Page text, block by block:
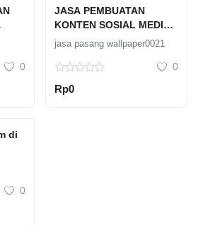
0
JASA PEMBUATAN
KONTEN SOSIAL MEDIA
PROFESIONAL
jasa pasang wallpaper0021
0
Rp0
di
0